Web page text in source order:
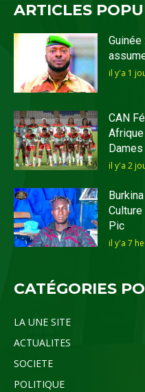
ARTICLES
Guinée
il y'a 1
CAN
il y'a 2
Pic
il y'a 7
CATÉGORIES
LA UNE SITE
ACTUALITES
SOCIETE
POLITIQUE